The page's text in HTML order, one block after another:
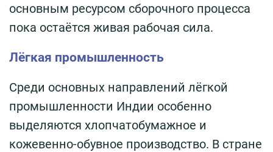
основным ресурсом сборочного процесса
пока остаётся живая рабочая сила.
Лёгкая промышленность
Среди основных направлений лёгкой
промышленности Индии особенно
выделяются хлопчатобумажное и
кожевенно-обувное производство. В стране